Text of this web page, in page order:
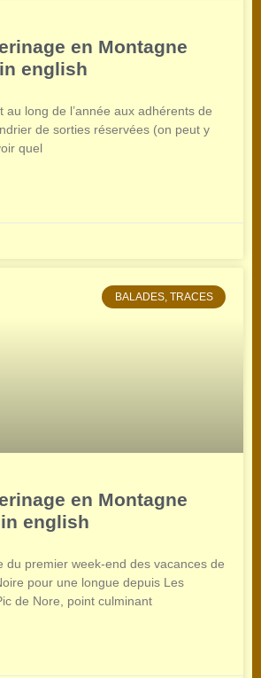
en Montagne
english
au long de l’année aux adhérents de
de sorties réservées (on peut y
quel
BALADES, TRACES
en Montagne
english
du premier week-end des vacances de
pour une longue depuis Les
de Nore, point culminant